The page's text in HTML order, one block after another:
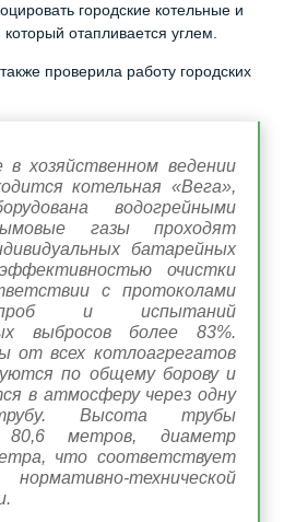
городские котельные и
который отапливается углем.
проверила работу городских
хозяйственном ведении
котельная «Вега»,
водогрейными
газы проходят
батарейных
очистки
с протоколами
и испытаний
выбросов более 83%.
от всех котлоагрегатов
по общему борову и
в атмосферу через одну
Высота трубы
80,6 метров, диаметр
что соответствует
нормативно-технической